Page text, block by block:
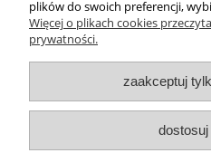
Moje
Płatności i
plików do swoich preferencji,
Więcej o plikach cookies
prywatności.
zaakceptuj